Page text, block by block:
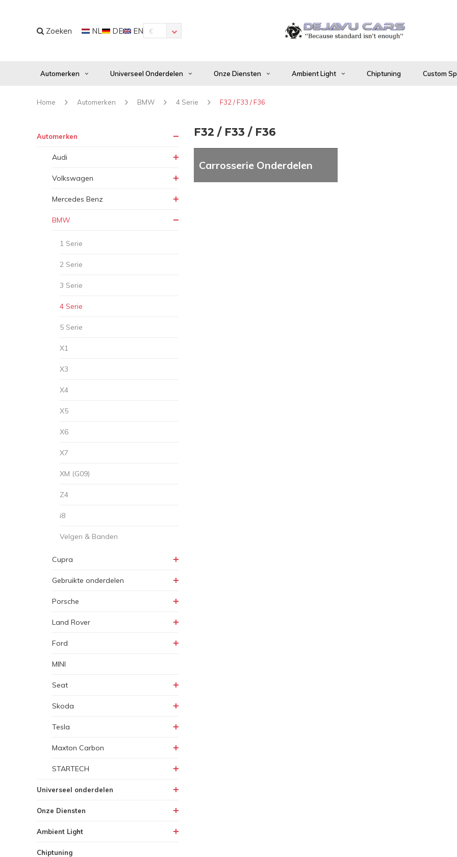
Zoeken NL DE EN €
Automerken Universeel Onderdelen Onze Diensten Ambient Light Chiptuning Custom
Home Automerken BMW 4 Serie F32 / F33 / F36
Automerken
Audi
Volkswagen
Mercedes Benz
BMW
1 Serie
2 Serie
3 Serie
4 Serie
5 Serie
X1
X3
X4
X5
X6
X7
XM (G09)
Z4
i8
Velgen & Banden
Cupra
Gebruikte onderdelen
Porsche
Land Rover
Ford
MINI
Seat
Skoda
Tesla
Maxton Carbon
STARTECH
Universeel onderdelen
Onze Diensten
Ambient Light
Chiptuning
F32 / F33 / F36
Carrosserie Onderdelen